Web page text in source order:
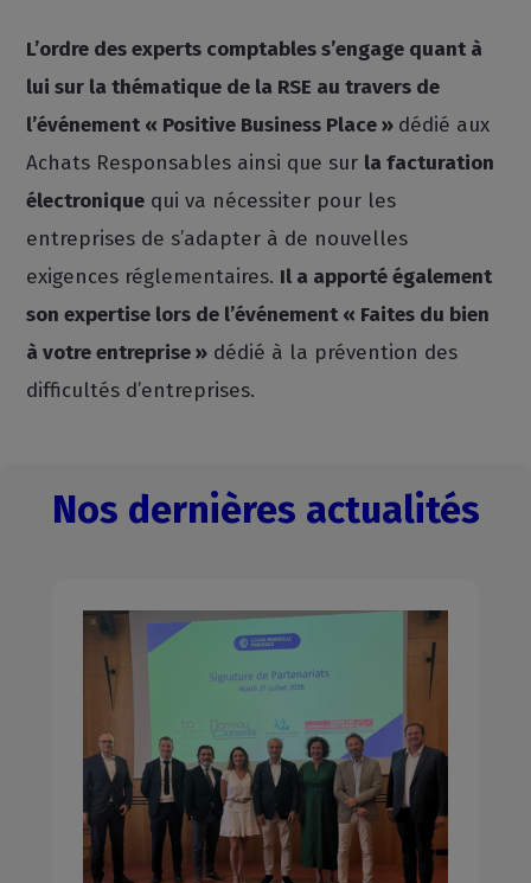
L’ordre des experts comptables s’engage quant à
lui sur la thématique de la RSE au travers de
l’événement « Positive Business Place » dédié aux
Achats Responsables ainsi que sur la facturation
électronique qui va nécessiter pour les
entreprises de s’adapter à de nouvelles
exigences réglementaires. Il a apporté également
son expertise lors de l’événement « Faites du bien
à votre entreprise » dédié à la prévention des
difficultés d’entreprises.
Nos dernières actualités